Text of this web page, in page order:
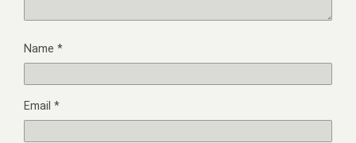
Name *
Email *